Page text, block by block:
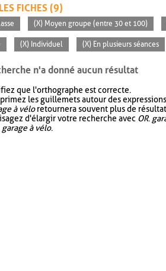
FICHES (9)
(X) Moyen groupe (entre 30 et 100)
(X) Individuel (X) En plusieurs séances
n'a donné aucun résultat
que l'orthographe est correcte.
les guillemets autour des
à véloretournera souvent plus de
d'élargir votre recherche avec OR.
garage à vélo.